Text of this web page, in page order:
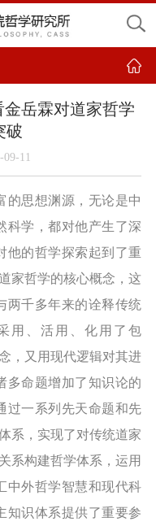
金岳霖对道家哲学
破
11
的思想渊源，无论是中
科学，都对他产生了深
他的哲学探索起到了重
家哲学的核心概念，这
两千多年来的诠释传统
用、活用、化用了包
，又用现代逻辑对其进
多命题增加了知识论的
过一系列先天命题和先
系，实现了对传统道家
系构建哲学体系，运用
中外哲学智慧和现代科
知识体系提供了重要参